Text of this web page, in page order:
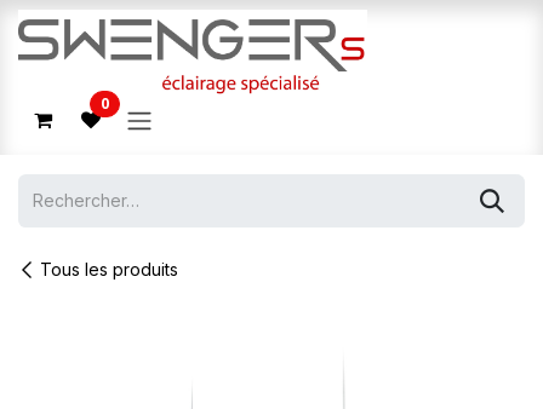
Se rendre au contenu
0
Tous les produits